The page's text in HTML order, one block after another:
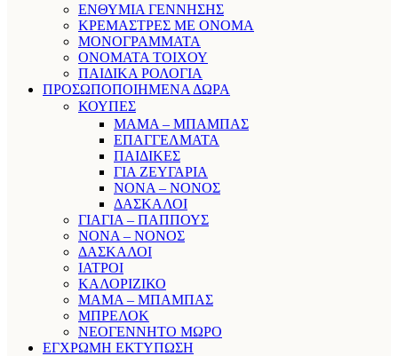
ΕΝΘΥΜΙΑ ΓΕΝΝΗΣΗΣ
ΚΡΕΜΑΣΤΡΕΣ ΜΕ ΟΝΟΜΑ
ΜΟΝΟΓΡΑΜΜΑΤΑ
ΟΝΟΜΑΤΑ ΤΟΙΧΟΥ
ΠΑΙΔΙΚΑ ΡΟΛΟΓΙΑ
ΠΡΟΣΩΠΟΠΟΙΗΜΕΝΑ ΔΩΡΑ
ΚΟΥΠΕΣ
ΜΑΜΑ – ΜΠΑΜΠΑΣ
ΕΠΑΓΓΕΛΜΑΤΑ
ΠΑΙΔΙΚΕΣ
ΓΙΑ ΖΕΥΓΑΡΙΑ
ΝΟΝΑ – ΝΟΝΟΣ
ΔΑΣΚΑΛΟΙ
ΓΙΑΓΙΑ – ΠΑΠΠΟΥΣ
ΝΟΝΑ – ΝΟΝΟΣ
ΔΑΣΚΑΛΟΙ
ΙΑΤΡΟΙ
ΚΑΛΟΡΙΖΙΚΟ
ΜΑΜΑ – ΜΠΑΜΠΑΣ
ΜΠΡΕΛΟΚ
ΝΕΟΓΕΝΝΗΤΟ ΜΩΡΟ
ΕΓΧΡΩΜΗ ΕΚΤΥΠΩΣΗ